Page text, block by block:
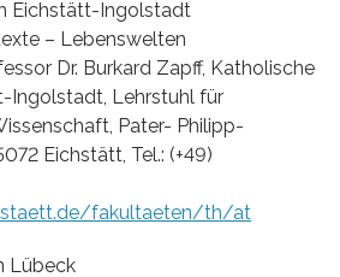
Eichstätt-Ingolstadt
– Lebenswelten
Dr. Burkard Zapff, Katholische
Ingolstadt, Lehrstuhl für
Pater- Philipp-
Eichstätt, Tel.: (+49)
fakultaeten/th/at
Lübeck